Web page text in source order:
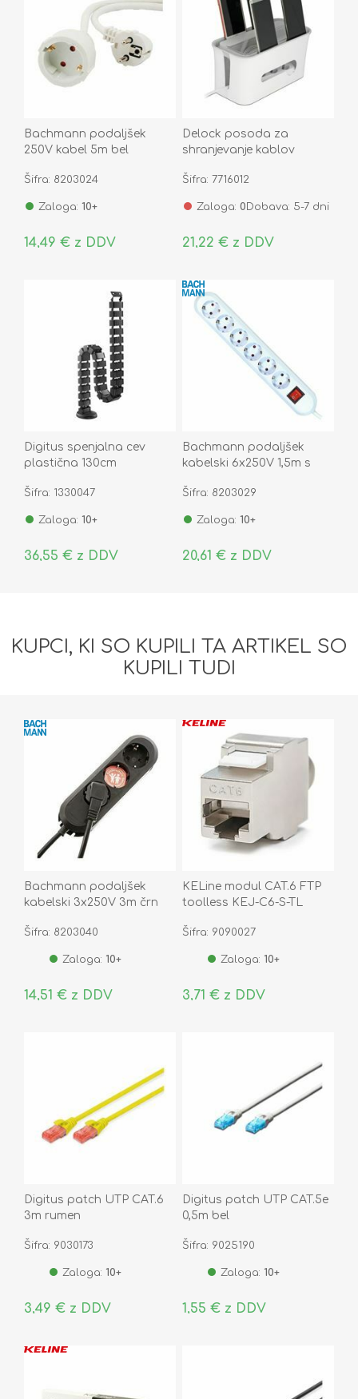
Bachmann podaljšek
250V kabel 5m bel
Šifra: 8203024
Zaloga: 10+
14,49 € z DDV
Delock posoda za
shranjevanje kablov
Šifra: 7716012
Zaloga: 0 Dobava: 5-7 dni
21,22 € z DDV
Digitus spenjalna cev
plastična 130cm
Šifra: 1330047
Zaloga: 10+
36,55 € z DDV
Bachmann podaljšek
kabelski 6x250V 1,5m s
Šifra: 8203029
Zaloga: 10+
20,61 € z DDV
KUPCI, KI SO KUPILI TA ARTIKEL SO
KUPILI TUDI
Bachmann podaljšek
kabelski 3x250V 3m črn
Šifra: 8203040
Zaloga: 10+
14,51 € z DDV
KELine modul CAT.6 FTP
toolless KEJ-C6-S-TL
Šifra: 9090027
Zaloga: 10+
3,71 € z DDV
Digitus patch UTP CAT.6
3m rumen
Šifra: 9030173
Zaloga: 10+
3,49 € z DDV
Digitus patch UTP CAT.5e
0,5m bel
Šifra: 9025190
Zaloga: 10+
1,55 € z DDV